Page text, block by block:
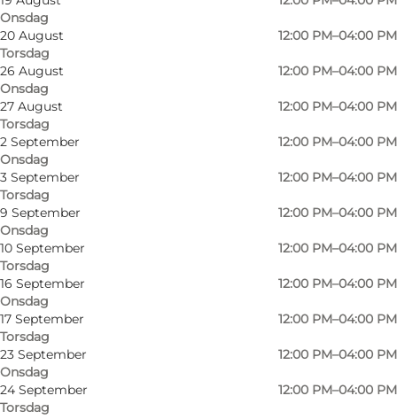
Onsdag
20 August
Torsdag
12:00 PM–04:00 PM
26 August
Onsdag
12:00 PM–04:00 PM
27 August
Torsdag
12:00 PM–04:00 PM
2 September
Onsdag
12:00 PM–04:00 PM
3 September
Torsdag
12:00 PM–04:00 PM
9 September
Onsdag
12:00 PM–04:00 PM
10 September
Torsdag
12:00 PM–04:00 PM
16 September
Onsdag
12:00 PM–04:00 PM
17 September
Torsdag
12:00 PM–04:00 PM
23 September
Onsdag
12:00 PM–04:00 PM
24 September
Torsdag
12:00 PM–04:00 PM
Foto Line Nijenkamp Foto: